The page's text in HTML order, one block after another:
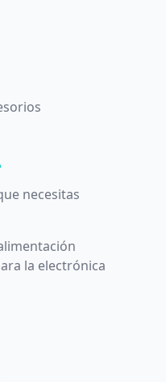
necesitas
la electrónica